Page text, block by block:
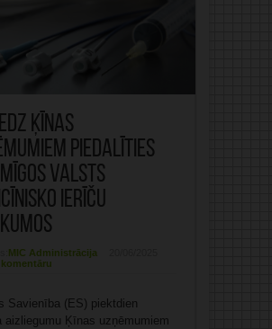
Ķīnas
piedalīties
valsts
ierīču
MIC Administrācija
Savienība (ES) piektdien
aizliegumu Ķīnas uzņēmumiem